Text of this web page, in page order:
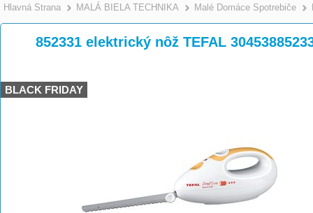
Hlavná Strana >
MALÁ BIELA TECHNIKA >
Malé Domáce Spotrebiče
852331 elektrický nôž TEFAL
BLACK FRIDAY